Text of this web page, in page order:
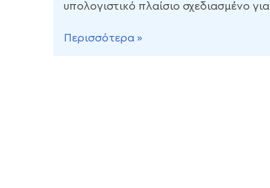
υπολογιστικό πλαίσιο σχεδιασμένο
όγκων δεδομένων σε μεγάλα
Περισσότερα »